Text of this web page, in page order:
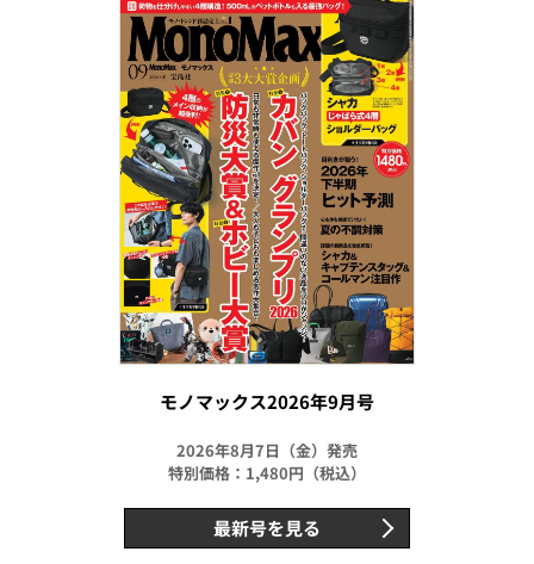
モノマックス2026年9月号
2026年8月7日（金）発売
特別価格：1,480円（税込）
最新号を見る